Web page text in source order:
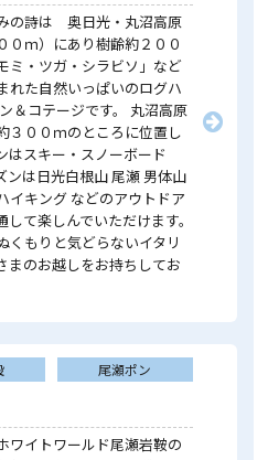
の詩は 奥日光・丸沼高原
０ｍ）にあり樹齢約２００
ミ・ツガ・シラビソ」など
れた自然いっぱいのログハ
＆コテージです。 丸沼高原
３００ｍのところに位置し
はスキー・スノーボード
ンは日光白根山 尾瀬 男体山
イキング などのアウトドア
して楽しんでいただけます。
くもりと気どらないイタリ
まのお越しをお持ちしてお
尾瀬ポン
ワイトワールド尾瀬岩鞍の